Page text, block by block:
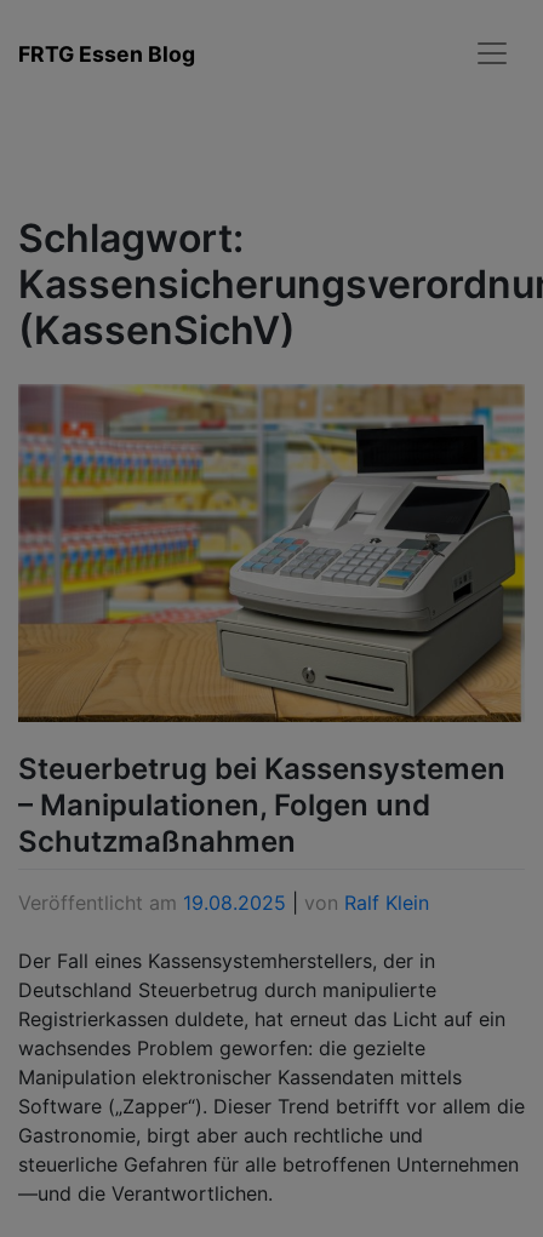
Inhalt
FRTG Essen Blog
Schlagwort:
(KassenSichV)
Steuerbetrug bei Kassensystemen
– Manipulationen, Folgen und
Schutzmaßnahmen
Veröffentlicht am 19.08.2025 von Ralf Klein
Der Fall eines Kassensystemherstellers, der in
Deutschland Steuerbetrug durch manipulierte
Registrierkassen duldete, hat erneut das Licht auf ein
wachsendes Problem geworfen: die gezielte
Manipulation elektronischer Kassendaten mittels
Software („Zapper“). Dieser Trend betrifft vor allem die
Gastronomie, birgt aber auch rechtliche und
steuerliche Gefahren für alle betroffenen Unternehmen
—und die Verantwortlichen.